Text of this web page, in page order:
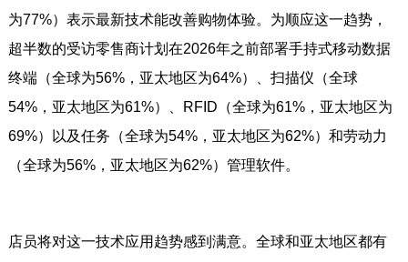
为77%）表示最新技术能改善购物体验。为顺应这一趋势，
超半数的受访零售商计划在2026年之前部署手持式移动数据
终端（全球为56%，亚太地区为64%）、扫描仪（全球
54%，亚太地区为61%）、RFID（全球为61%，亚太地区为
69%）以及任务（全球为54%，亚太地区为62%）和劳动力
（全球为56%，亚太地区为62%）管理软件。
店员将对这一技术应用趋势感到满意。全球和亚太地区都有